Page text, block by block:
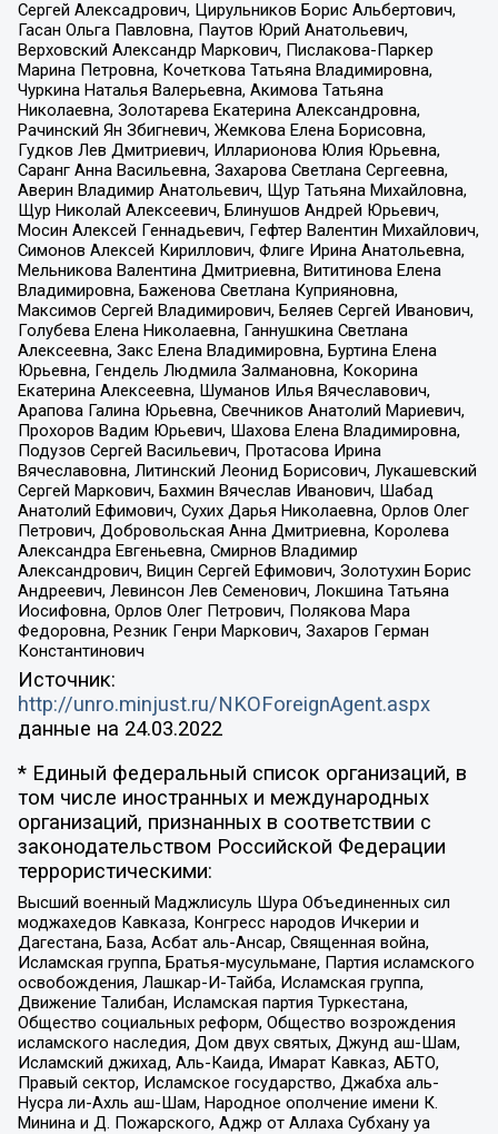
Сергей Алексадрович, Цирульников Борис Альбертович,
Гасан Ольга Павловна, Паутов Юрий Анатольевич,
Верховский Александр Маркович, Пислакова-Паркер
Марина Петровна, Кочеткова Татьяна Владимировна,
Чуркина Наталья Валерьевна, Акимова Татьяна
Николаевна, Золотарева Екатерина Александровна,
Рачинский Ян Збигневич, Жемкова Елена Борисовна,
Гудков Лев Дмитриевич, Илларионова Юлия Юрьевна,
Саранг Анна Васильевна, Захарова Светлана Сергеевна,
Аверин Владимир Анатольевич, Щур Татьяна Михайловна,
Щур Николай Алексеевич, Блинушов Андрей Юрьевич,
Мосин Алексей Геннадьевич, Гефтер Валентин Михайлович,
Симонов Алексей Кириллович, Флиге Ирина Анатольевна,
Мельникова Валентина Дмитриевна, Вититинова Елена
Владимировна, Баженова Светлана Куприяновна,
Максимов Сергей Владимирович, Беляев Сергей Иванович,
Голубева Елена Николаевна, Ганнушкина Светлана
Алексеевна, Закс Елена Владимировна, Буртина Елена
Юрьевна, Гендель Людмила Залмановна, Кокорина
Екатерина Алексеевна, Шуманов Илья Вячеславович,
Арапова Галина Юрьевна, Свечников Анатолий Мариевич,
Прохоров Вадим Юрьевич, Шахова Елена Владимировна,
Подузов Сергей Васильевич, Протасова Ирина
Вячеславовна, Литинский Леонид Борисович, Лукашевский
Сергей Маркович, Бахмин Вячеслав Иванович, Шабад
Анатолий Ефимович, Сухих Дарья Николаевна, Орлов Олег
Петрович, Добровольская Анна Дмитриевна, Королева
Александра Евгеньевна, Смирнов Владимир
Александрович, Вицин Сергей Ефимович, Золотухин Борис
Андреевич, Левинсон Лев Семенович, Локшина Татьяна
Иосифовна, Орлов Олег Петрович, Полякова Мара
Федоровна, Резник Генри Маркович, Захаров Герман
Константинович
Источник:
http://unro.minjust.ru/NKOForeignAgent.aspx
данные на 24.03.2022
* Единый федеральный список организаций, в
том числе иностранных и международных
организаций, признанных в соответствии с
законодательством Российской Федерации
террористическими:
Высший военный Маджлисуль Шура Объединенных сил
моджахедов Кавказа, Конгресс народов Ичкерии и
Дагестана, База, Асбат аль-Ансар, Священная война,
Исламская группа, Братья-мусульмане, Партия исламского
освобождения, Лашкар-И-Тайба, Исламская группа,
Движение Талибан, Исламская партия Туркестана,
Общество социальных реформ, Общество возрождения
исламского наследия, Дом двух святых, Джунд аш-Шам,
Исламский джихад, Аль-Каида, Имарат Кавказ, АБТО,
Правый сектор, Исламское государство, Джабха аль-
Нусра ли-Ахль аш-Шам, Народное ополчение имени К.
Минина и Д. Пожарского, Аджр от Аллаха Субхану уа